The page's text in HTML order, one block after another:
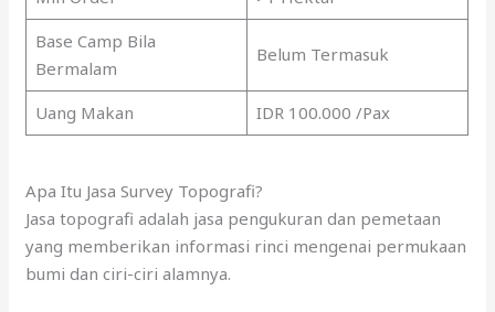
Base Camp Bila
Bermalam
Belum Termasuk
Uang Makan IDR 100.000 /Pax
Apa Itu Jasa Survey Topografi?
Jasa topografi adalah jasa pengukuran dan pemetaan
yang memberikan informasi rinci mengenai permukaan
bumi dan ciri-ciri alamnya.